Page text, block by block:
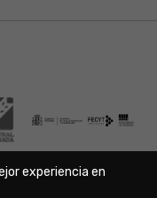
experiencia en